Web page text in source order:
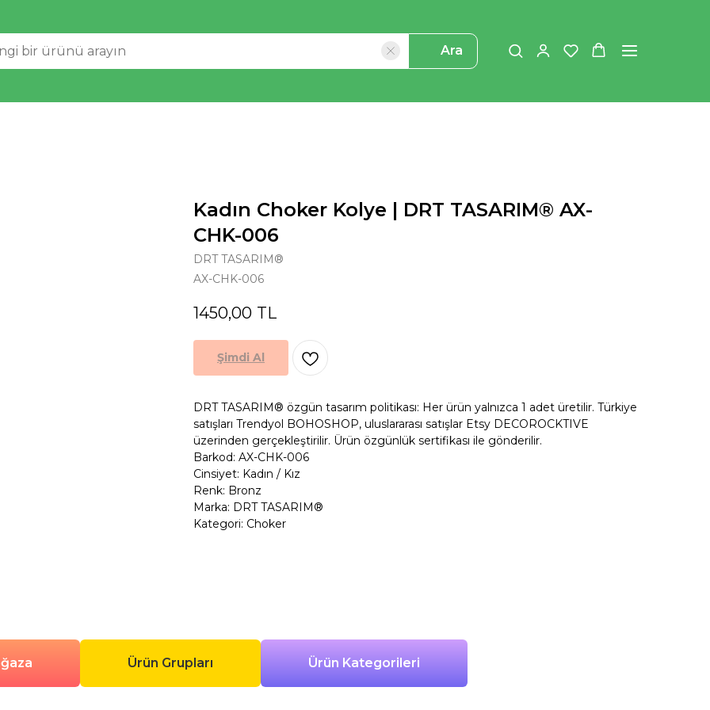
Ara
Kadın Choker Kolye | DRT TASARIM® AX-
CHK-006
DRT TASARIM®
AX-CHK-006
1450,00 TL
Şimdi Al
DRT TASARIM® özgün tasarım politikası: Her ürün yalnızca 1 adet üretilir. Türkiye
satışları Trendyol BOHOSHOP, uluslararası satışlar Etsy DECOROCKTIVE
üzerinden gerçekleştirilir. Ürün özgünlük sertifikası ile gönderilir.
Barkod: AX-CHK-006
Cinsiyet: Kadın / Kız
Renk: Bronz
Marka: DRT TASARIM®
Kategori: Choker
Ürün Grupları Ürün Kategorileri